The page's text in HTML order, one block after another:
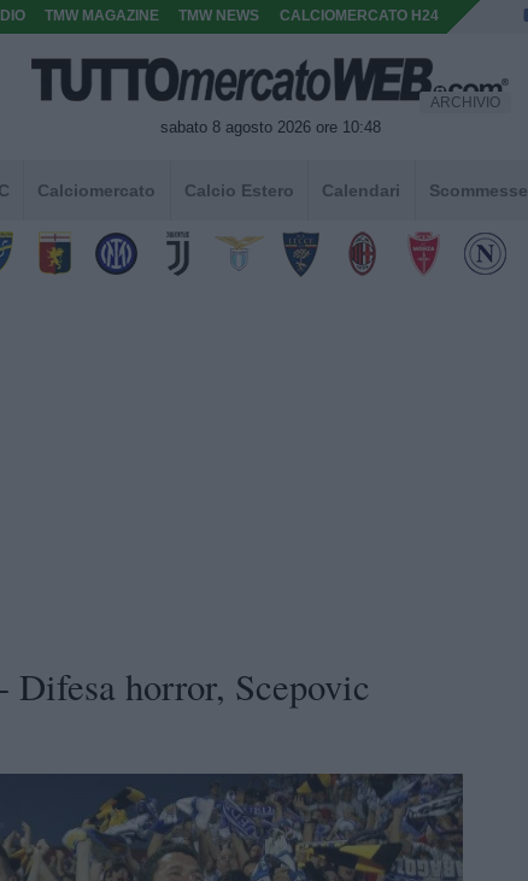
TMW MAGAZINE TMW NEWS CALCIOMERCATO H24
sabato 8 agosto 2026 ore 10:48
ARCHIVIO
Calciomercato Calcio Estero Calendari Scommesse
Difesa horror, Scepovic